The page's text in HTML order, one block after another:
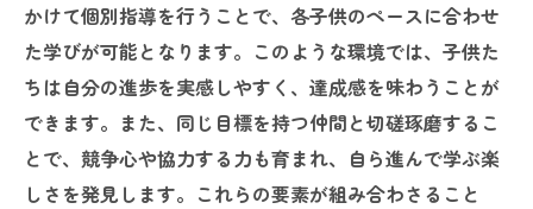
かけて個別指導を行うことで、各子供のペースに合わせ
た学びが可能となります。このような環境では、子供た
ちは自分の進歩を実感しやすく、達成感を味わうことが
できます。また、同じ目標を持つ仲間と切磋琢磨するこ
とで、競争心や協力する力も育まれ、自ら進んで学ぶ楽
しさを発見します。これらの要素が組み合わさること